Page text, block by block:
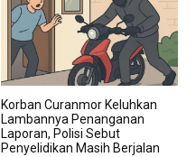
Korban Curanmor Keluhkan
Lambannya Penanganan
Laporan, Polisi Sebut
Penyelidikan Masih Berjalan